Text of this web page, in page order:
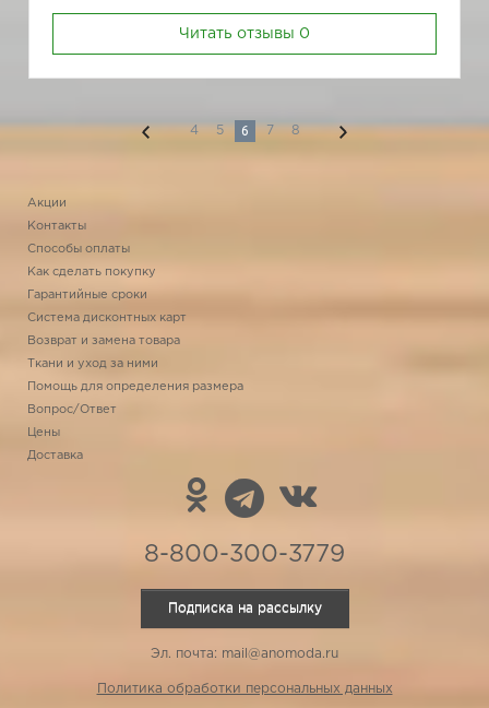
Читать отзывы 0
4 5 6 7 8
Акции
Контакты
Способы оплаты
Как сделать покупку
Гарантийные сроки
Система дисконтных карт
Возврат и замена товара
Ткани и уход за ними
Помощь для определения размера
Вопрос/Ответ
Цены
Доставка
8-800-300-3779
Подписка на рассылку
Эл. почта: mail@anomoda.ru
Политика обработки персональных данных